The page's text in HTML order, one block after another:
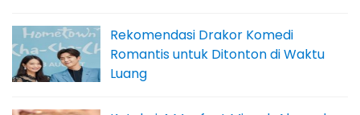
Rekomendasi Drakor Komedi
Romantis untuk Ditonton di Waktu
Luang